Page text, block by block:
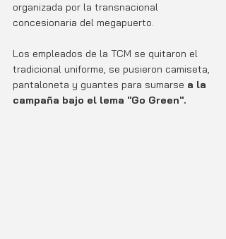
organizada por la transnacional
concesionaria del megapuerto.
Los empleados de la TCM se quitaron el
tradicional uniforme, se pusieron camiseta,
pantaloneta y guantes para sumarse a la
campaña bajo el lema "Go Green".